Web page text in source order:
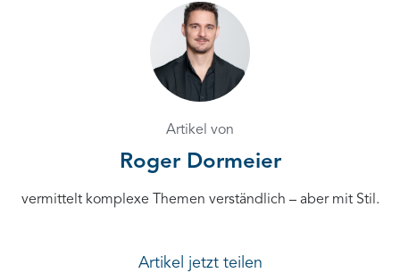
Artikel von
Roger Dormeier
vermittelt komplexe Themen verständlich – aber mit Stil.
Artikel jetzt teilen